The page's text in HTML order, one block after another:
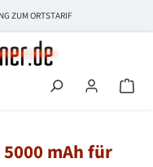
ZUM ORTSTARIF
mAh für